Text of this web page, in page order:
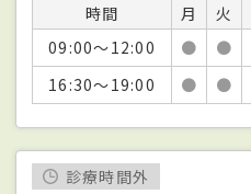
時間 月 火
09:00～12:00
● ●
16:30～19:00
● ●
診療時間外